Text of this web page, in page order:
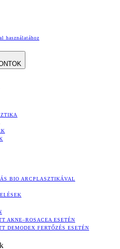
használatához
BIO ARCPLASZTIKÁVAL
AKNE–ROSACEA ESETÉN
DEMODEX FERTŐZÉS ESETÉN